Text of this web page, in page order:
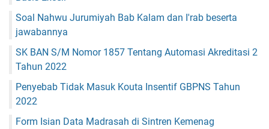
Soal Nahwu Jurumiyah Bab Kalam dan I'rab beserta
jawabannya
SK BAN S/M Nomor 1857 Tentang Automasi Akreditasi 2
Tahun 2022
Penyebab Tidak Masuk Kouta Insentif GBPNS Tahun
2022
Form Isian Data Madrasah di Sintren Kemenag